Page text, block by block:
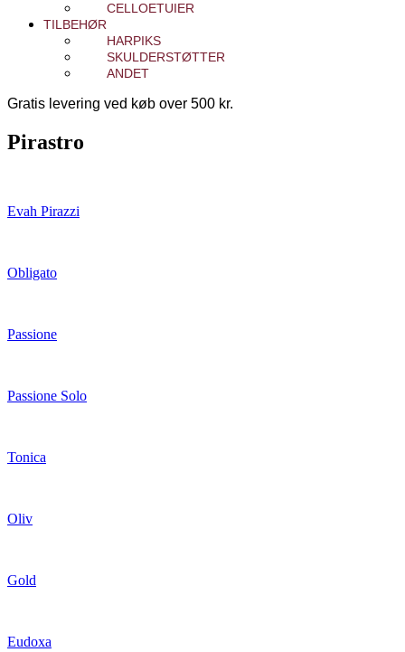
CELLOETUIER
TILBEHØR
HARPIKS
SKULDERSTØTTER
ANDET
Gratis levering ved køb over 500 kr.
Pirastro
Evah Pirazzi
Obligato
Passione
Passione Solo
Tonica
Oliv
Gold
Eudoxa